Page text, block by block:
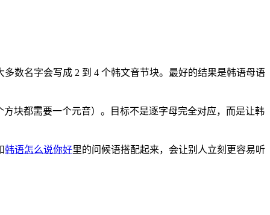
数名字会写成 2 到 4 个韩文音节块。最好的结果是韩语母语
块都需要一个元音）。目标不是逐字母完全对应，而是让韩
韩语怎么说你好里的问候语搭配起来，会让别人立刻更容易听